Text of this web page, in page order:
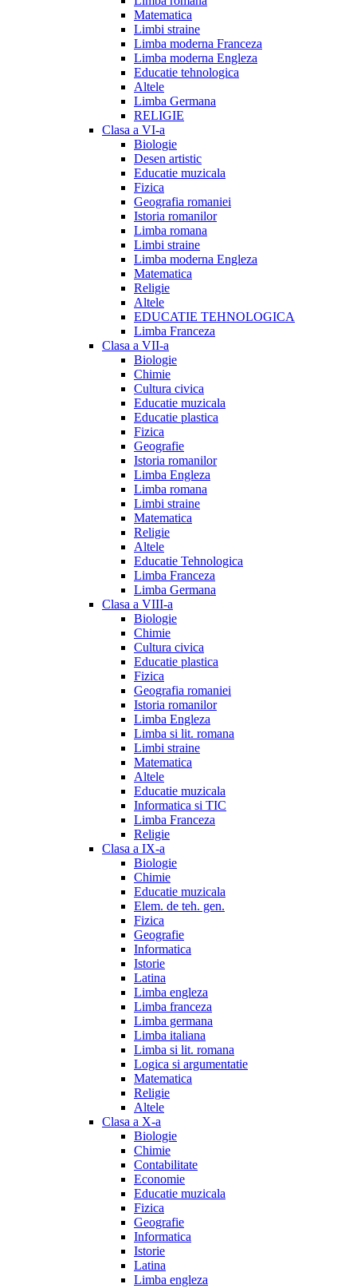
Matematica
Limbi straine
Limba moderna Franceza
Limba moderna Engleza
Educatie tehnologica
Altele
Limba Germana
RELIGIE
Clasa a VI-a
Biologie
Desen artistic
Educatie muzicala
Fizica
Geografia romaniei
Istoria romanilor
Limba romana
Limbi straine
Limba moderna Engleza
Matematica
Religie
Altele
EDUCATIE TEHNOLOGICA
Limba Franceza
Clasa a VII-a
Biologie
Chimie
Cultura civica
Educatie muzicala
Educatie plastica
Fizica
Geografie
Istoria romanilor
Limba Engleza
Limba romana
Limbi straine
Matematica
Religie
Altele
Educatie Tehnologica
Limba Franceza
Limba Germana
Clasa a VIII-a
Biologie
Chimie
Cultura civica
Educatie plastica
Fizica
Geografia romaniei
Istoria romanilor
Limba Engleza
Limba si lit. romana
Limbi straine
Matematica
Altele
Educatie muzicala
Informatica si TIC
Limba Franceza
Religie
Clasa a IX-a
Biologie
Chimie
Educatie muzicala
Elem. de teh. gen.
Fizica
Geografie
Informatica
Istorie
Latina
Limba engleza
Limba franceza
Limba germana
Limba italiana
Limba si lit. romana
Logica si argumentatie
Matematica
Religie
Altele
Clasa a X-a
Biologie
Chimie
Contabilitate
Economie
Educatie muzicala
Fizica
Geografie
Informatica
Istorie
Latina
Limba engleza